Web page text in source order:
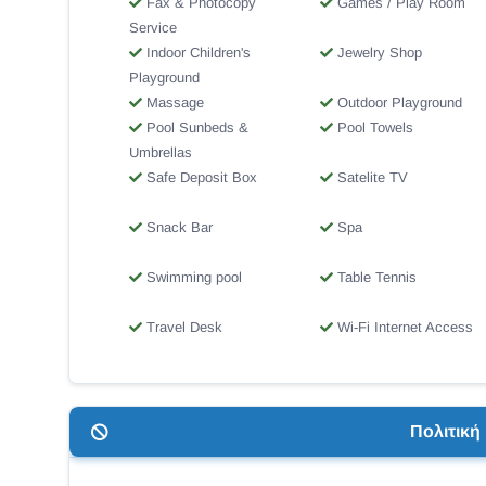
Service
Indoor Children's
Playground
Jewelry Shop
Massage
Outdoor Playground
Pool Sunbeds &
Umbrellas
Pool Towels
Safe Deposit Box Satelite TV
Snack Bar Spa
Swimming pool Table Tennis
Travel Desk Wi-Fi Internet Access